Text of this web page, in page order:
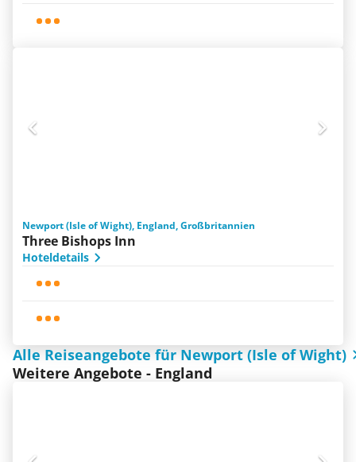
Newport (Isle of Wight), England, Großbritannien
Three Bishops Inn
Hoteldetails
Alle Reiseangebote für Newport (Isle of Wight)
Weitere Angebote - England